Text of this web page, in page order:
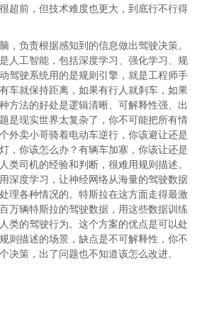
超前，但技术难度也更大，到底行不行得
，负责根据感知到的信息做出驾驶决策。
人工智能，包括深度学习、强化学习、规
驾驶系统用的是规则引擎，就是工程师手
车就保持距离，如果有行人就刹车，如果
方法的好处是逻辑清晰、可解释性强、出
是现实世界太复杂了，你不可能把所有情
外卖小哥骑着电动车逆行，你该避让还是
，你该怎么办？有辆车加塞，你该让还是
类司机的经验和判断，很难用规则描述。
深度学习，让神经网络从海量的驾驶数据
理各种情况的。特斯拉在这方面走得最激
万辆特斯拉的驾驶数据，用这些数据训练
类的驾驶行为。这个方案的优点是可以处
则描述的场景，缺点是不可解释性，你不
决策，出了问题也不知道该怎么改进。